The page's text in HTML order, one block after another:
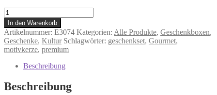
Gourmet
-
Geschenkbox
Menge
In den Warenkorb
Artikelnummer: E3074 Kategorien: Alle Produkte, Geschenkboxen,
Geschenke, Kultur Schlagwörter: geschenkset, Gourmet,
motivkerze, premium
Beschreibung
Beschreibung